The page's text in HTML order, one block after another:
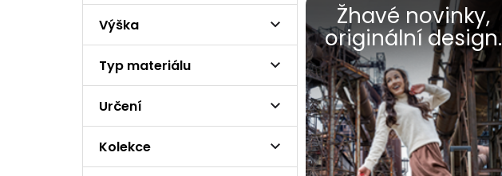
Výška
Typ materiálu
Určení
Kolekce
Žhavé novinky,
originální design.